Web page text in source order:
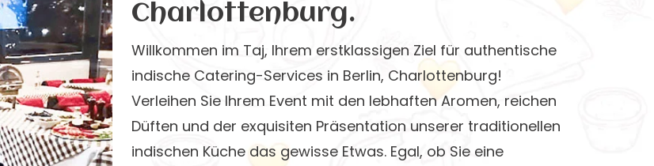
Charlottenburg.
Willkommen im Taj, Ihrem erstklassigen Ziel für authentische
indische Catering-Services in Berlin, Charlottenburg!
Verleihen Sie Ihrem Event mit den lebhaften Aromen, reichen
Düften und der exquisiten Präsentation unserer traditionellen
indischen Küche das gewisse Etwas. Egal, ob Sie eine